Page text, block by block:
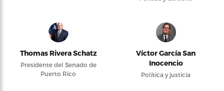
Thomas Rivera Schatz
Presidente del Senado de
Puerto Rico
Víctor García San
Inocencio
Política y justicia